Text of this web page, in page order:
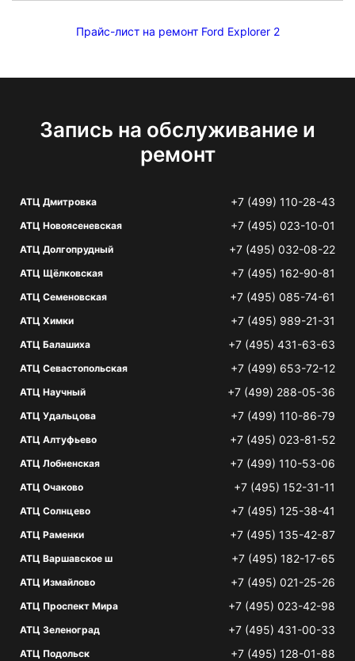
Прайс-лист на ремонт Ford Explorer 2
Запись на обслуживание и
ремонт
АТЦ Дмитровка +7 (499) 110-28-43
АТЦ Новоясеневская +7 (495) 023-10-01
АТЦ Долгопрудный +7 (495) 032-08-22
АТЦ Щёлковская +7 (495) 162-90-81
АТЦ Семеновская +7 (495) 085-74-61
АТЦ Химки +7 (495) 989-21-31
АТЦ Балашиха +7 (495) 431-63-63
АТЦ Севастопольская +7 (499) 653-72-12
АТЦ Научный +7 (499) 288-05-36
АТЦ Удальцова +7 (499) 110-86-79
АТЦ Алтуфьево +7 (495) 023-81-52
АТЦ Лобненская +7 (499) 110-53-06
АТЦ Очаково +7 (495) 152-31-11
АТЦ Солнцево +7 (495) 125-38-41
АТЦ Раменки +7 (495) 135-42-87
АТЦ Варшавское ш +7 (495) 182-17-65
АТЦ Измайлово +7 (495) 021-25-26
АТЦ Проспект Мира +7 (495) 023-42-98
АТЦ Зеленоград +7 (495) 431-00-33
АТЦ Подольск +7 (495) 128-01-88